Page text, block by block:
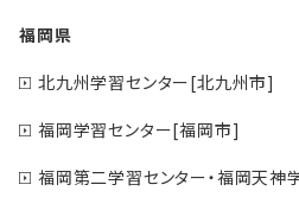
福岡県
北九州学習センター[北九州市]
福岡学習センター[福岡市]
福岡第二学習センター・福岡天神